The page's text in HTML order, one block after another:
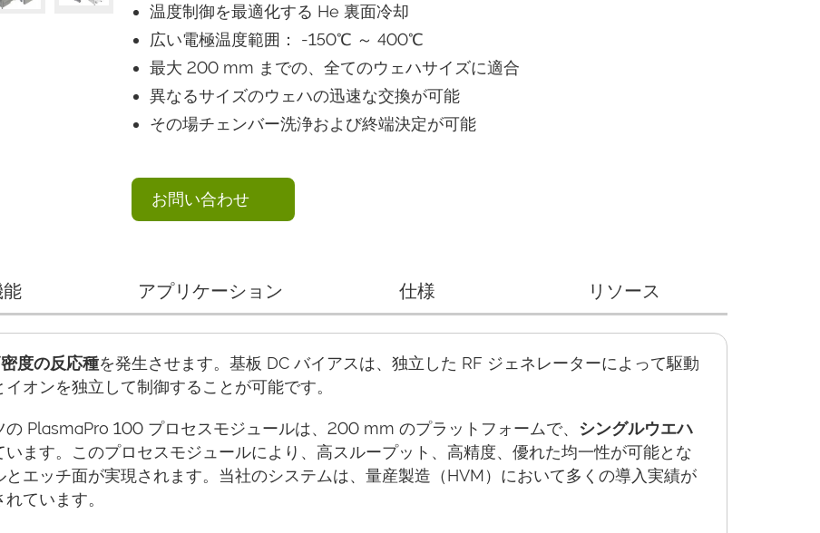
温度制御を最適化する He 裏面冷却
広い電極温度範囲： -150℃ ～ 400℃
最大 200 mm までの、全てのウェハサイズに適合
異なるサイズのウェハの迅速な交換が可能
その場チェンバー洗浄および終端決定が可能
お問い合わせ
アプリケーション 仕様 リソース
度の反応種を発生させます。基板 DC バイアスは、独立した RF ジェネレーターによって駆動
オンを独立して制御することが可能です。
PlasmaPro 100 プロセスモジュールは、200 mm のプラットフォームで、 シングルウエハ
います。このプロセスモジュールにより、高スループット、高精度、優れた均一性が可能とな
エッチ面が実現されます。当社のシステムは、量産製造（HVM）において多くの導入実績が
ています。